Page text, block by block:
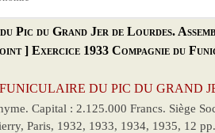
Pic du Grand Jer de Lourdes.
] Exercice 1933 Compagnie du
DU PIC DU GRAND
Capital : 2.125.000 Francs. Siège
Paris, 1932, 1933, 1934, 1935, 12